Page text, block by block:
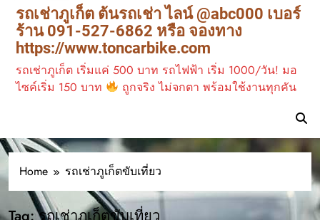
เช่ารถไฟฟ้าร้านต้นรถเช่า ทางเลือกใหม่ของการ
เที่ยวภูเก็ต ขับเงียบ ประหยัด และทันสมัย
ต้นรถเช่ามอเตอร์ไซค์ภูเก็ต ราคาประหยัด ขี่ง่าย รับ
รถสะดวก 24 ชั่วโมง
รถเช่าภูเก็ต ต้นรถเช่า ไลน์ @abc000 เบอร์
ร้าน 091-527-6862 หรือ จองทาง
https://www.toncarbike.com
รถเช่าภูเก็ต เริ่มแค่ 500 บาท รถไฟฟ้า เริ่ม 1000/วัน! มอ
ไซค์เริ่ม 150 บาท
ถูกจริง ไม่จกตา พร้อมใช้งานทุกคัน
Home รถเช่าภูเก็ตขับเที่ยว
Tag:รถเช่าภูเก็ตขับเที่ยว